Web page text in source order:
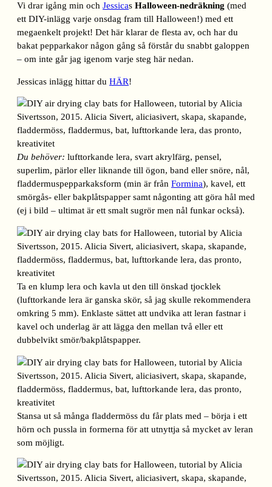
Vi drar igång min och Jessicas Halloween-nedräkning (med
ett DIY-inlägg varje onsdag fram till Halloween!) med ett
megaenkelt projekt! Det här klarar de flesta av, och har du
bakat pepparkakor någon gång så förstår du snabbt galoppen
– om inte går jag igenom varje steg här nedan.
Jessicas inlägg hittar du HÄR!
Du behöver: lufttorkande lera, svart akrylfärg, pensel,
superlim, pärlor eller liknande till ögon, band eller snöre, nål,
fladdermuspepparkaksform (min är från Formina), kavel, ett
smörgås- eller bakplåtspapper samt någonting att göra hål med
(ej i bild – ultimat är ett smalt sugrör men nål funkar också).
Ta en klump lera och kavla ut den till önskad tjocklek
(lufttorkande lera är ganska skör, så jag skulle rekommendera
omkring 5 mm). Enklaste sättet att undvika att leran fastnar i
kavel och underlag är att lägga den mellan två eller ett
dubbelvikt smör/bakplåtspapper.
Stansa ut så många fladdermöss du får plats med – börja i ett
hörn och pussla in formerna för att utnyttja så mycket av leran
som möjligt.